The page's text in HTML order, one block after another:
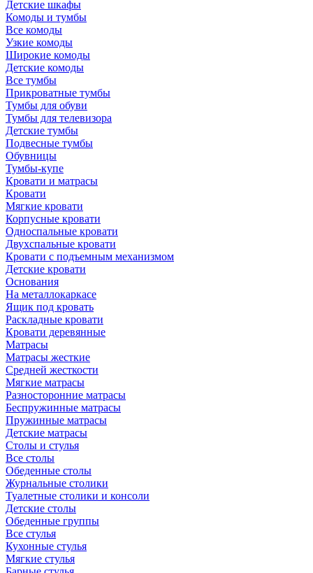
Детские шкафы
Комоды и тумбы
Все комоды
Узкие комоды
Широкие комоды
Детские комоды
Все тумбы
Прикроватные тумбы
Тумбы для обуви
Тумбы для телевизора
Детские тумбы
Подвесные тумбы
Обувницы
Тумбы-купе
Кровати и матрасы
Кровати
Мягкие кровати
Корпусные кровати
Односпальные кровати
Двухспальные кровати
Кровати с подъемным механизмом
Детские кровати
Основания
На металлокаркасе
Ящик под кровать
Раскладные кровати
Кровати деревянные
Матрасы
Матрасы жесткие
Средней жесткости
Мягкие матрасы
Разносторонние матрасы
Беспружинные матрасы
Пружинные матрасы
Детские матрасы
Столы и стулья
Все столы
Обеденные столы
Журнальные столики
Туалетные столики и консоли
Детские столы
Обеденные группы
Все стулья
Кухонные стулья
Мягкие стулья